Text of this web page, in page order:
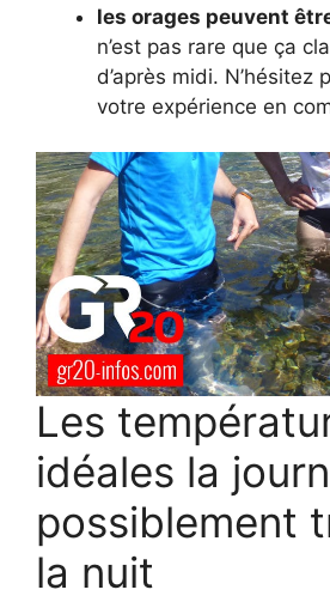
les orages peuvent
n’est pas rare que ça
d’après midi. N’hésitez
votre expérience en
Les
idéales la
possiblement
la nuit